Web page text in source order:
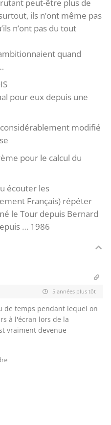
peut-être plus de
ils n’ont même pas
n’ont pas du tout
quand
pour eux depuis une
modifié
pour le calcul du
écouter les
Français) répéter
le Tour depuis Bernard
… 1986
5 années plus tôt
de temps pendant lequel on
à l'écran lors de la
vraiment devenue